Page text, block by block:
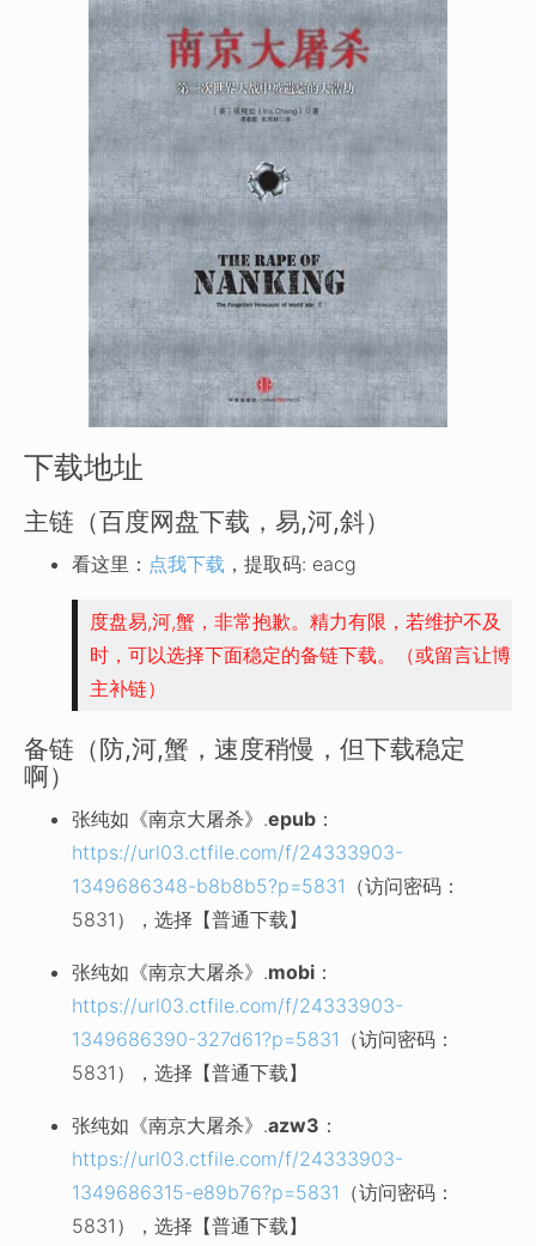
下载地址
主链（百度网盘下载，易,河,斜）
看这里： 点我下载 ，提取码: eacg
度盘易,河,蟹，非常抱歉。精力有限，若维护不及
时，可以选择下面稳定的备链下载。（或留言让博
主补链）
备链（防,河,蟹，速度稍慢，但下载稳定
啊）
张纯如《南京大屠杀》.epub ：
https://url03.ctfile.com/f/24333903-
1349686348-b8b8b5?p=5831 （访问密码：
5831），选择【普通下载】
张纯如《南京大屠杀》.mobi ：
https://url03.ctfile.com/f/24333903-
1349686390-327d61?p=5831 （访问密码：
5831），选择【普通下载】
张纯如《南京大屠杀》.azw3 ：
https://url03.ctfile.com/f/24333903-
1349686315-e89b76?p=5831 （访问密码：
5831），选择【普通下载】